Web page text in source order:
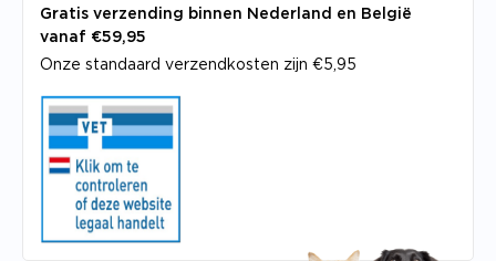
Gratis verzending binnen Nederland en België
vanaf €59,95
Onze standaard verzendkosten zijn €5,95